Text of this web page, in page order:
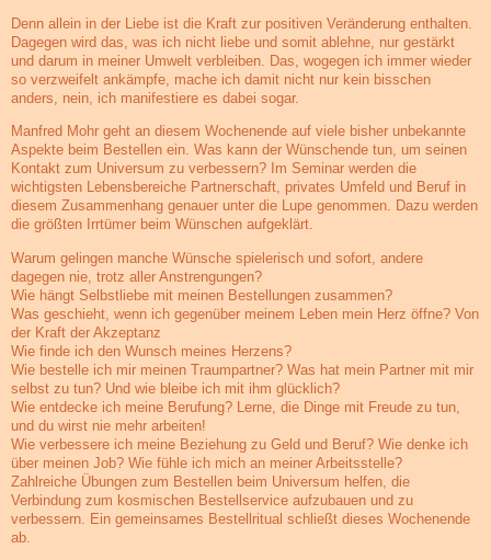
Denn allein in der Liebe ist die Kraft zur positiven Veränderung enthalten.
Dagegen wird das, was ich nicht liebe und somit ablehne, nur gestärkt
und darum in meiner Umwelt verbleiben. Das, wogegen ich immer wieder
so verzweifelt ankämpfe, mache ich damit nicht nur kein bisschen
anders, nein, ich manifestiere es dabei sogar.
Manfred Mohr geht an diesem Wochenende auf viele bisher unbekannte
Aspekte beim Bestellen ein. Was kann der Wünschende tun, um seinen
Kontakt zum Universum zu verbessern? Im Seminar werden die
wichtigsten Lebensbereiche Partnerschaft, privates Umfeld und Beruf in
diesem Zusammenhang genauer unter die Lupe genommen. Dazu werden
die größten Irrtümer beim Wünschen aufgeklärt.
Warum gelingen manche Wünsche spielerisch und sofort, andere
dagegen nie, trotz aller Anstrengungen?
Wie hängt Selbstliebe mit meinen Bestellungen zusammen?
Was geschieht, wenn ich gegenüber meinem Leben mein Herz öffne? Von
der Kraft der Akzeptanz
Wie finde ich den Wunsch meines Herzens?
Wie bestelle ich mir meinen Traumpartner? Was hat mein Partner mit mir
selbst zu tun? Und wie bleibe ich mit ihm glücklich?
Wie entdecke ich meine Berufung? Lerne, die Dinge mit Freude zu tun,
und du wirst nie mehr arbeiten!
Wie verbessere ich meine Beziehung zu Geld und Beruf? Wie denke ich
über meinen Job? Wie fühle ich mich an meiner Arbeitsstelle?
Zahlreiche Übungen zum Bestellen beim Universum helfen, die
Verbindung zum kosmischen Bestellservice aufzubauen und zu
verbessern. Ein gemeinsames Bestellritual schließt dieses Wochenende
ab.